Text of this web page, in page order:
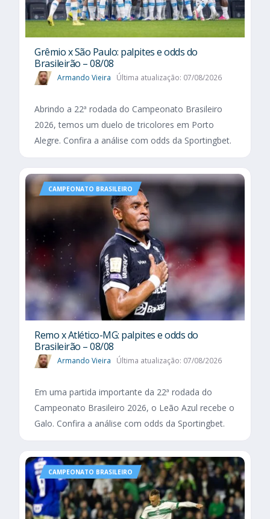
Grêmio x São Paulo: palpites e odds do
Brasileirão – 08/08
Armando Vieira Última atualização: 07/08/2026
Abrindo a 22ª rodada do Campeonato Brasileiro
2026, temos um duelo de tricolores em Porto
Alegre. Confira a análise com odds da Sportingbet.
CAMPEONATO BRASILEIRO
Remo x Atlético-MG: palpites e odds do
Brasileirão – 08/08
Armando Vieira Última atualização: 07/08/2026
Em uma partida importante da 22ª rodada do
Campeonato Brasileiro 2026, o Leão Azul recebe o
Galo. Confira a análise com odds da Sportingbet.
CAMPEONATO BRASILEIRO